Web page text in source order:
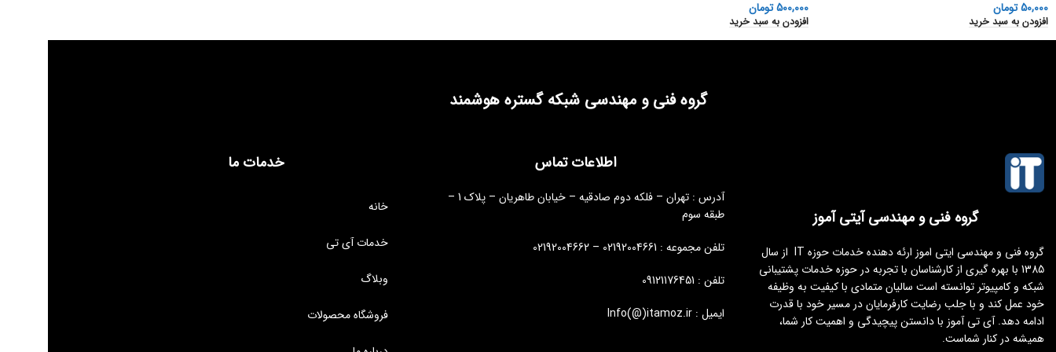
50,000تومان
افزودن به سبد خرید
500,000 تومان
افزودن به سبد خرید
گروه فنی و مهندسی شبکه گستره هوشمند
گروه فنی و مهندسی آیتی آموز
گروه فنی و مهندسی ایتی اموز ارئه دهنده خدمات حوزه IT از سال
1385 با بهره گیری از کارشناسان با تجربه در حوزه خدمات پشتیبانی
شبکه و کامپیوتر توانسته است سالیان متمادی با کیفیت به وظیفه
خود عمل کند و با جلب رضایت کارفرمایان در مسیر خود با قدرت
ادامه دهد. آی تی آموز با دانستن پیچیدگی و اهمیت کار شما،
همیشه در کنار شماست.
اطلاعات تماس
آدرس : تهران – فلکه دوم صادقیه – خیابان طاهریان – پلاک 1 –
طبقه سوم
تلفن مجموعه : 02192004661 – 02192004662
تلفن : 09121176451
ایمیل : Info(@)itamoz.ir
خدمات ما
خانه
خدمات آی تی
وبلاگ
فروشگاه محصولات